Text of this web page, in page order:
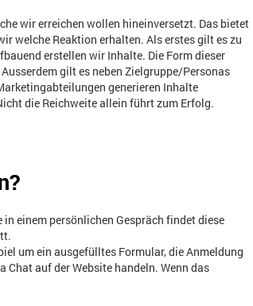
wir erreichen wollen hineinversetzt. Das bietet
welche Reaktion erhalten. Als erstes gilt es zu
erstellen wir Inhalte. Die Form dieser
gilt es neben Zielgruppe/Personas
generieren Inhalte
die Reichweite allein führt zum Erfolg.
einem persönlichen Gespräch findet diese
um ein ausgefülltes Formular, die Anmeldung
Chat auf der Website handeln. Wenn das